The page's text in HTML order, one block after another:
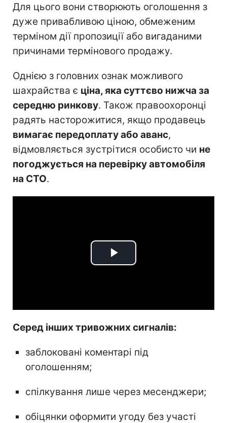
Для цього вони створюють оголошення з
дуже привабливою ціною, обмеженим
терміном дії пропозиції або вигаданими
причинами термінового продажу.
Однією з головних ознак можливого
шахрайства є ціна, яка суттєво нижча за
середню ринкову. Також правоохоронці
радять насторожитися, якщо продавець
вимагає передоплату або аванс,
відмовляється зустрітися особисто чи не
погоджується на перевірку автомобіля
на СТО.
Play
Серед інших тривожних сигналів:
заблоковані коментарі під
оголошенням;
спілкування лише через месенджери;
обіцянки оформити угоду без участі